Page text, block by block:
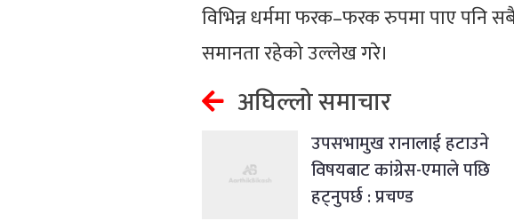
विभिन्न धर्ममा फरक–फरक रुपमा पाए पनि
समानता रहेको उल्लेख गरे।
अघिल्लो समाचार
उपसभामुख रानालाई हटाउने
विषयबाट कांग्रेस-एमाले पछि
हट्नुपर्छ : प्रचण्ड